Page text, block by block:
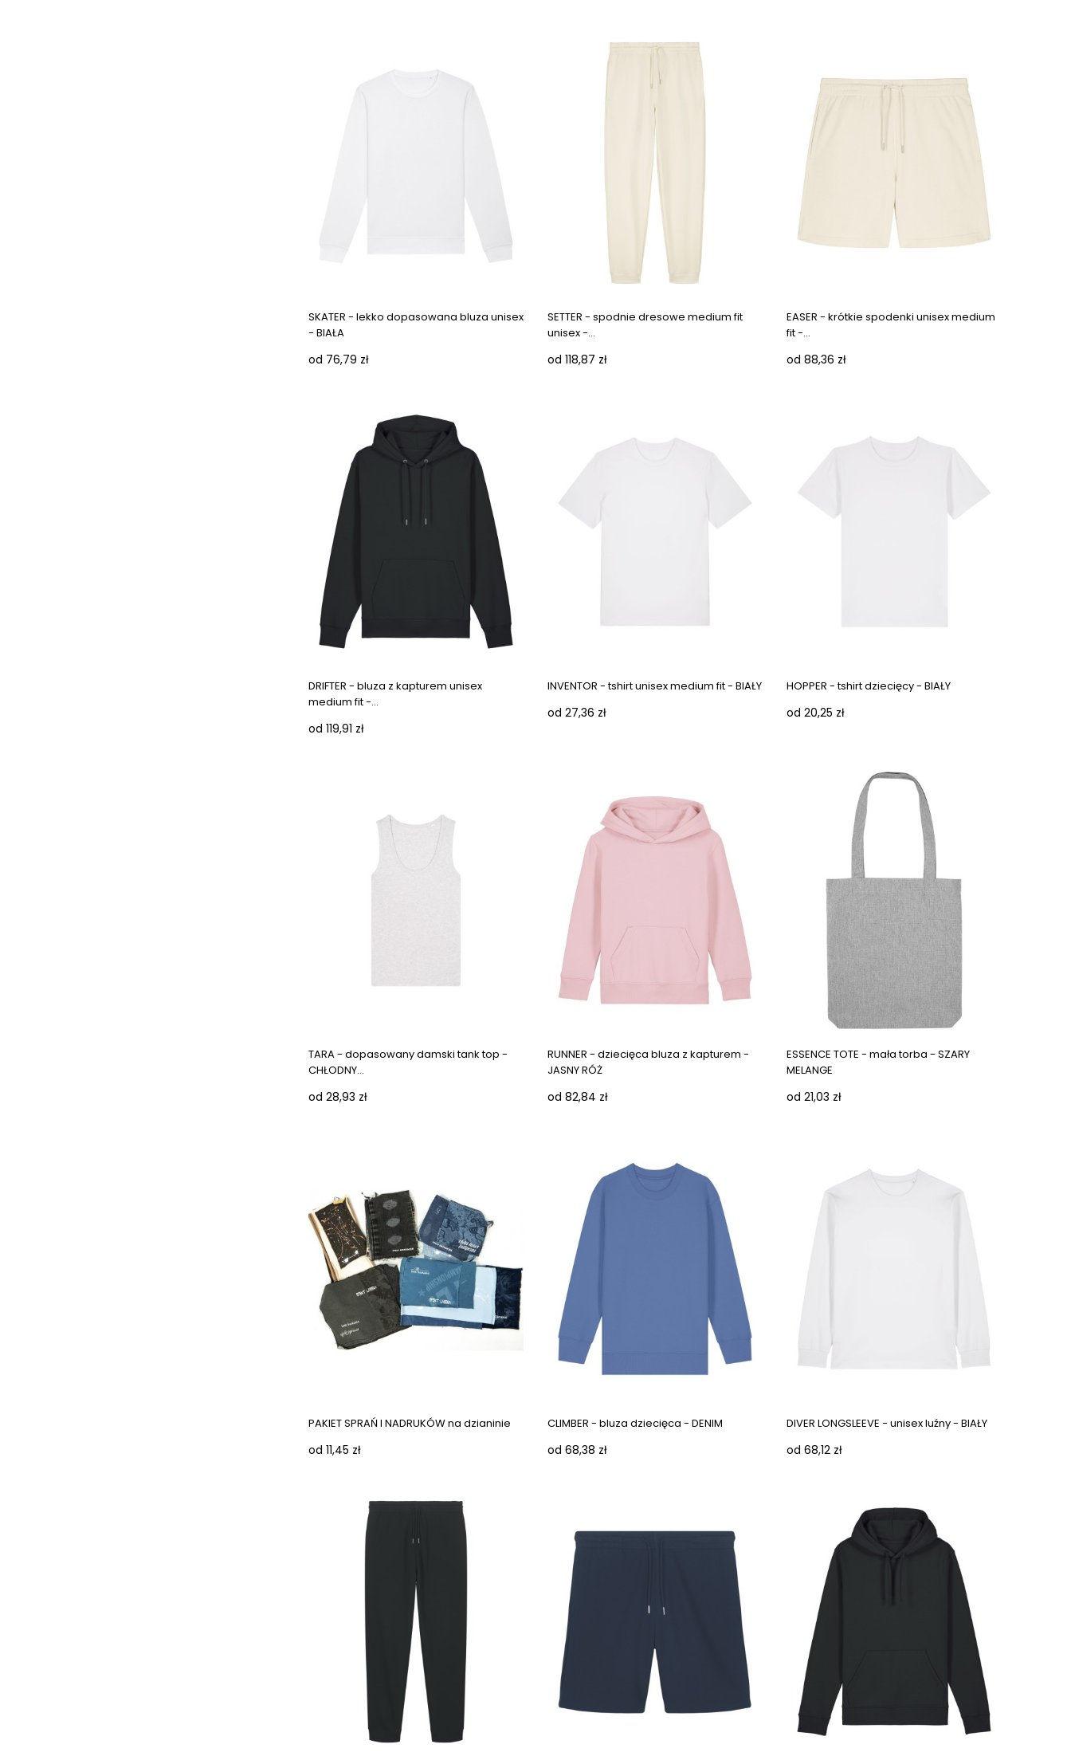
SKATER - lekko dopasowana bluza unisex
- BIAŁA
od 76,79 zł
SETTER - spodnie dresowe medium fit
unisex -...
od 118,87 zł
EASER - krótkie spodenki unisex medium
fit -...
od 88,36 zł
DRIFTER - bluza z kapturem unisex
medium fit -...
od 119,91 zł
INVENTOR - tshirt unisex medium fit - BIAŁY
od 27,36 zł
HOPPER - tshirt dziecięcy - BIAŁY
od 20,25 zł
TARA - dopasowany damski tank top -
CHŁODNY...
od 28,93 zł
Next images
RUNNER - dziecięca bluza z kapturem -
JASNY RÓŻ
od 82,84 zł
ESSENCE TOTE - mała torba - SZARY
MELANGE
od 21,03 zł
PAKIET SPRAŃ I NADRUKÓW na dzianinie
od 11,45 zł
CLIMBER - bluza dziecięca - DENIM
od 68,38 zł
DIVER LONGSLEEVE - unisex luźny - BIAŁY
od 68,12 zł
Next images